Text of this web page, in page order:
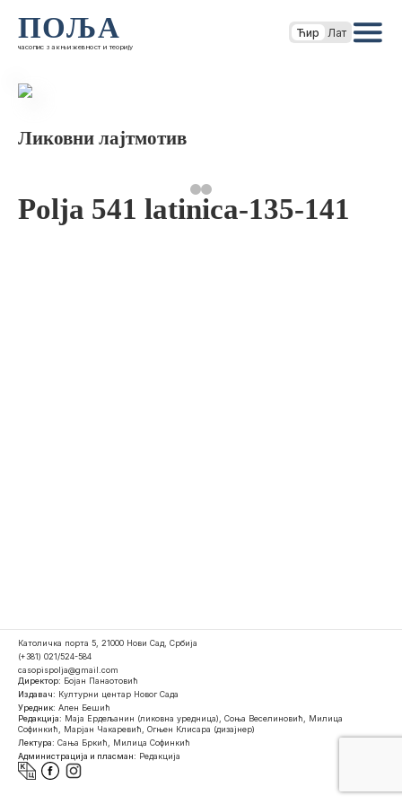
ПОЉА
часопис за књижевност и теорију
Ћир Лат
Ликовни лајтмотив
Polja 541 latinica-135-141
Католичка порта 5, 21000 Нови Сад, Србија
(+381) 021/524-584
casopispolja@gmail.com
Директор: Бојан Панаотовић
Издавач: Културни центар Новог Сада
Уредник: Ален Бешић
Редакција: Маја Ердељанин (ликовна уредница), Соња Веселиновић, Милица
Софинкић, Марјан Чакаревић, Огњен Клисара (дизајнер)
Лектура: Сања Бркић, Милица Софинкић
Администрација и пласман: Редакција